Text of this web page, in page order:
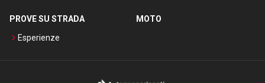
PROVE SU STRADA
Esperienze
MOTO